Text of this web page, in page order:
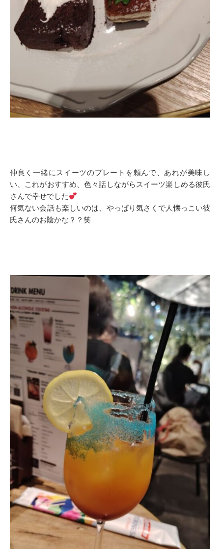
仲良く一緒にスイーツのプレートを頼んで、あれが美味し
い、これがおすすめ、色々話しながらスイーツ楽しめる彼氏
さんで幸せでした
何気ない会話も楽しいのは、やっぱり気さくで人懐っこい彼
氏さんのお陰かな？？笑